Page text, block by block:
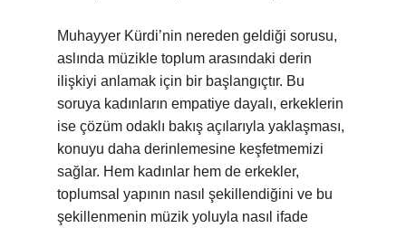
Muhayyer Kürdi’nin nereden geldiği sorusu,
aslında müzikle toplum arasındaki derin
ilişkiyi anlamak için bir başlangıçtır. Bu
soruya kadınların empatiye dayalı, erkeklerin
ise çözüm odaklı bakış açılarıyla yaklaşması,
konuyu daha derinlemesine keşfetmemizi
sağlar. Hem kadınlar hem de erkekler,
toplumsal yapının nasıl şekillendiğini ve bu
şekillenmenin müzik yoluyla nasıl ifade